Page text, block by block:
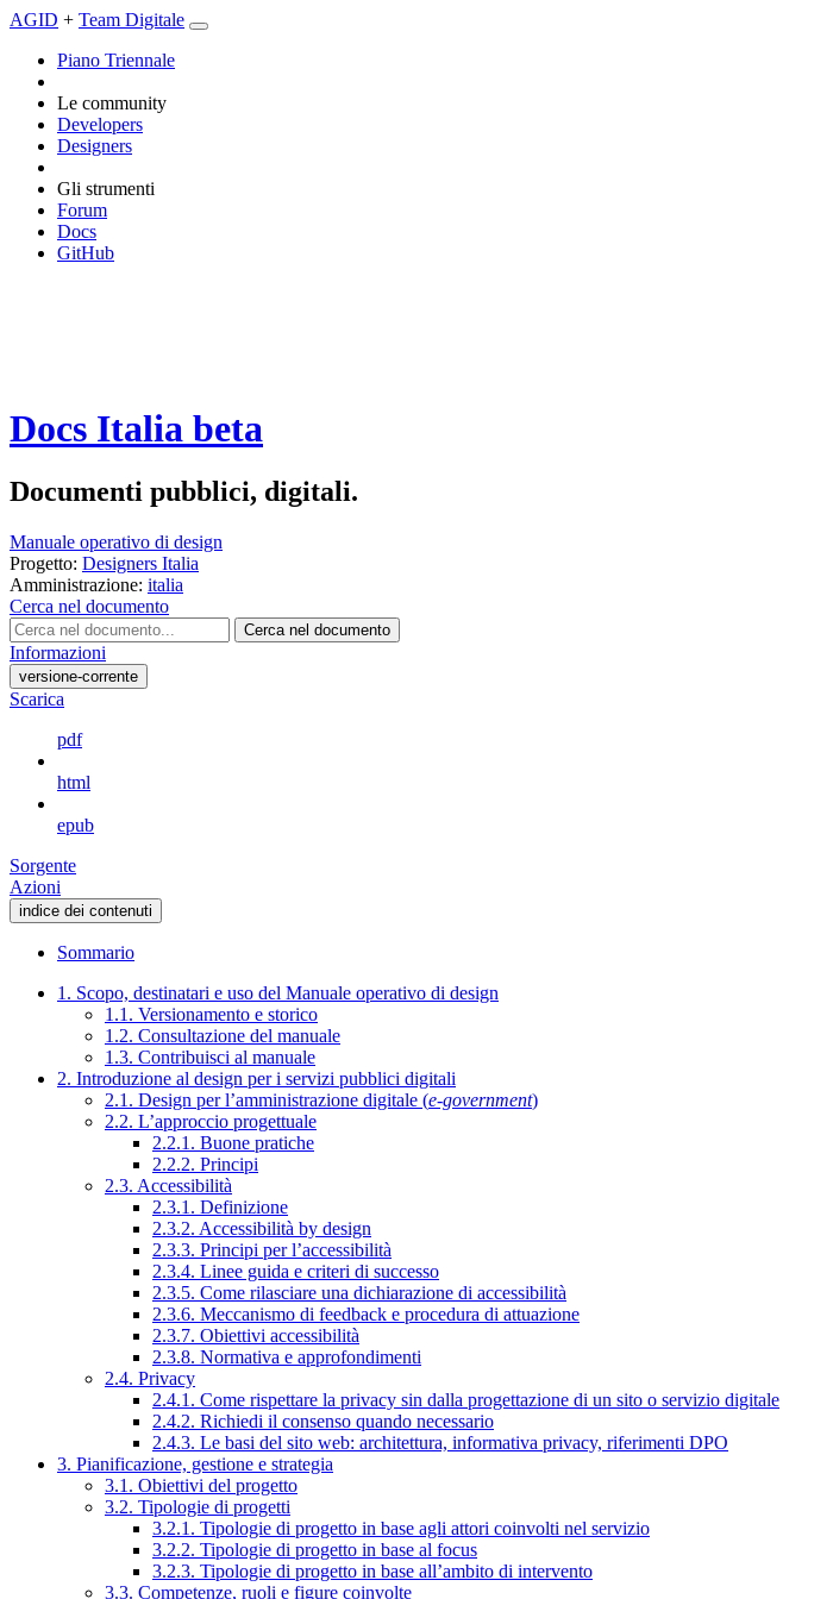
AGID + Team Digitale
Piano Triennale
Le community
Developers
Designers
Gli strumenti
Forum
Docs
GitHub
Docs Italia beta
Documenti pubblici, digitali.
Manuale operativo di design
Progetto: Designers Italia
Amministrazione: italia
Cerca nel documento
Cerca nel documento
Informazioni
versione-corrente
Scarica
pdf
html
epub
Sorgente
Azioni
indice dei contenuti
Sommario
1. Scopo, destinatari e uso del Manuale operativo di design
1.1. Versionamento e storico
1.2. Consultazione del manuale
1.3. Contribuisci al manuale
2. Introduzione al design per i servizi pubblici digitali
2.1. Design per l’amministrazione digitale (e-government)
2.2. L’approccio progettuale
2.2.1. Buone pratiche
2.2.2. Principi
2.3. Accessibilità
2.3.1. Definizione
2.3.2. Accessibilità by design
2.3.3. Principi per l’accessibilità
2.3.4. Linee guida e criteri di successo
2.3.5. Come rilasciare una dichiarazione di accessibilità
2.3.6. Meccanismo di feedback e procedura di attuazione
2.3.7. Obiettivi accessibilità
2.3.8. Normativa e approfondimenti
2.4. Privacy
2.4.1. Come rispettare la privacy sin dalla progettazione di un sito o servizio digitale
2.4.2. Richiedi il consenso quando necessario
2.4.3. Le basi del sito web: architettura, informativa privacy, riferimenti DPO
3. Pianificazione, gestione e strategia
3.1. Obiettivi del progetto
3.2. Tipologie di progetti
3.2.1. Tipologie di progetto in base agli attori coinvolti nel servizio
3.2.2. Tipologie di progetto in base al focus
3.2.3. Tipologie di progetto in base all’ambito di intervento
3.3. Competenze, ruoli e figure coinvolte